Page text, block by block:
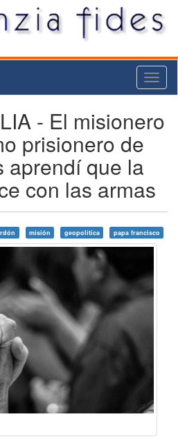
- El misionero
prisionero de
aprendí que la
con las armas
misión geopolítica papa francisco